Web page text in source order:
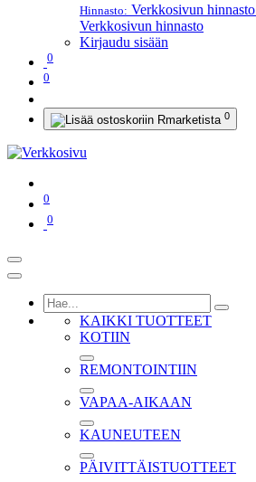
Hinnasto: Verkkosivun hinnasto
Verkkosivun hinnasto
Kirjaudu sisään
0
0
0
0
0
KAIKKI TUOTTEET
KOTIIN
REMONTOINTIIN
VAPAA-AIKAAN
KAUNEUTEEN
PÄIVITTÄISTUOTTEET